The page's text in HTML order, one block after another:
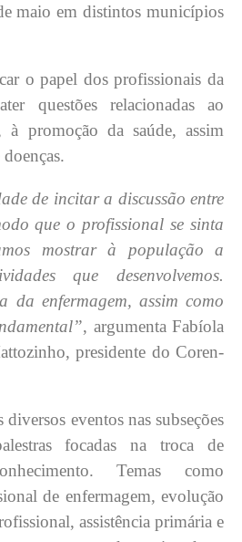
maio em distintos municípios
o papel dos profissionais da
questões relacionadas ao
à promoção da saúde, assim
de incitar a discussão entre
que o profissional se sinta
mostrar à população a
que desenvolvemos.
da enfermagem, assim como
, argumenta Fabíola
presidente do Coren-
eventos nas subseções
focadas na troca de
Temas como
de enfermagem, evolução
assistência primária e